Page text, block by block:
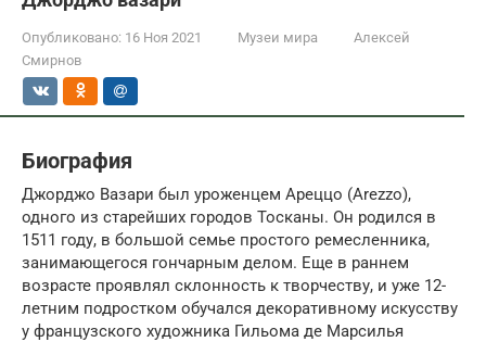
Опубликовано: 16 Ноя 2021 Музеи мира
Алексей
Смирнов
Биография
Джорджо Вазари был уроженцем Ареццо (Arezzo),
одного из старейших городов Тосканы. Он родился в
1511 году, в большой семье простого ремесленника,
занимающегося гончарным делом. Еще в раннем
возрасте проявлял склонность к творчеству, и уже 12-
летним подростком обучался декоративному искусству
у французского художника Гильома де Марсилья